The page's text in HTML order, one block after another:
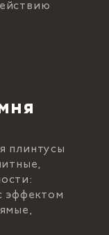
плинтусы
эффектом